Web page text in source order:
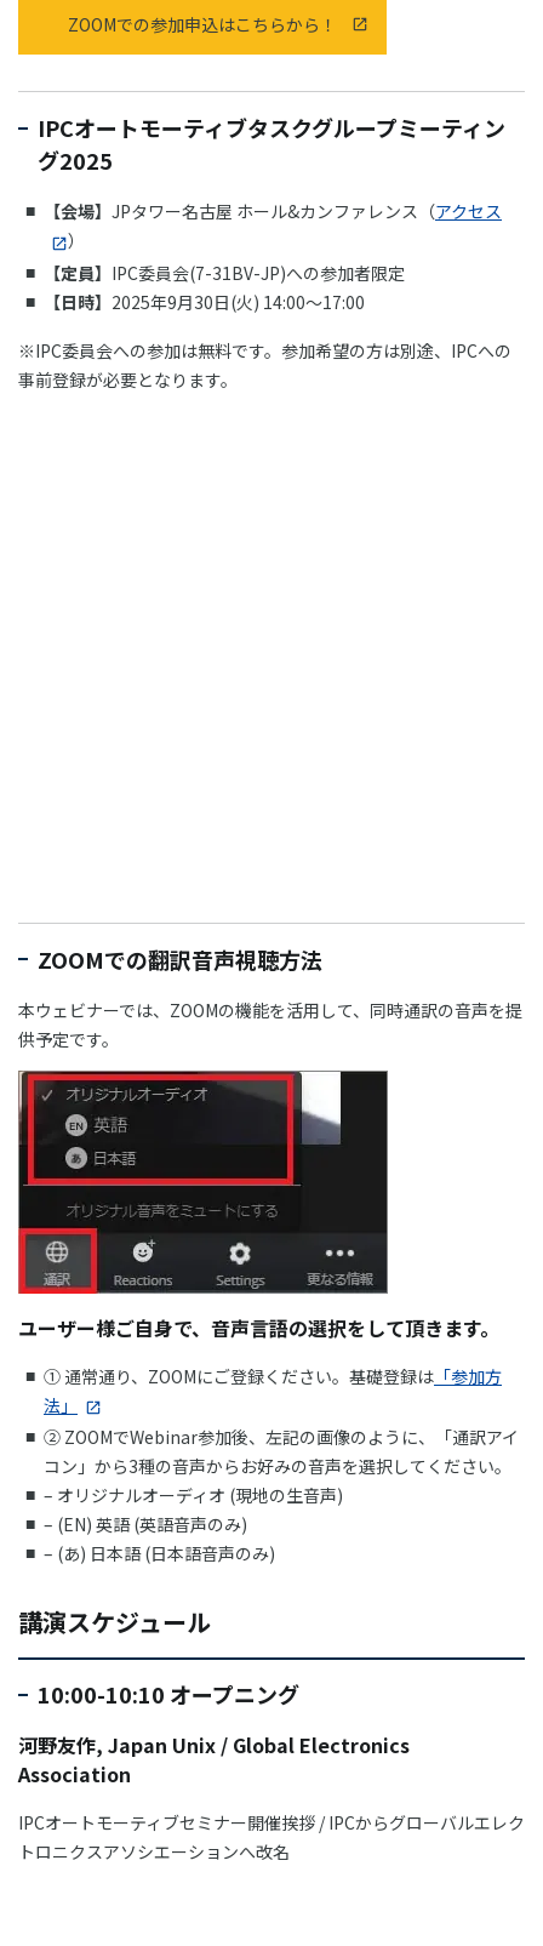
ZOOMでの参加申込はこちらから！
IPCオートモーティブタスクグループミーティン
グ2025
【会場】 JPタワー名古屋 ホール&カンファレンス（アクセス
）
【定員】 IPC委員会(7-31BV-JP)への参加者限定
【日時】 2025年9月30日(火) 14:00～17:00
※IPC委員会への参加は無料です。参加希望の方は別途、IPCへの
事前登録が必要となります。
ZOOMでの翻訳音声視聴方法
本ウェビナーでは、ZOOMの機能を活用して、同時通訳の音声を提
供予定です。
ユーザー様ご自身で、音声言語の選択をして頂きます。
① 通常通り、ZOOMにご登録ください。基礎登録は 「参加方
法」
② ZOOMでWebinar参加後、左記の画像のように、「通訳アイ
コン」から3種の音声からお好みの音声を選択してください。
– オリジナルオーディオ (現地の生音声)
– (EN) 英語 (英語音声のみ)
– (あ) 日本語 (日本語音声のみ)
講演スケジュール
10:00-10:10 オープニング
河野友作, Japan Unix / Global Electronics
Association
IPCオートモーティブセミナー開催挨拶 / IPCからグローバルエレク
トロニクスアソシエーションへ改名